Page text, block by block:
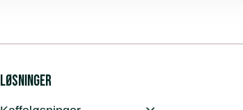
Løsninger